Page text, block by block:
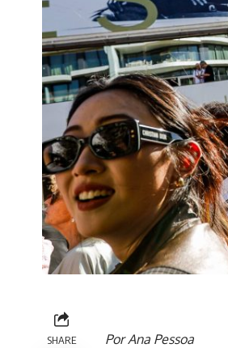
SHARE
Por Ana Pessoa